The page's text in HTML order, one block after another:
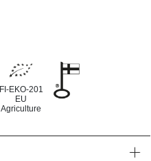
FI-EKO-201
EU
Agriculture